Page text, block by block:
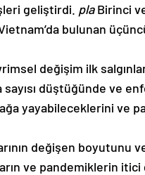
geliştirdi. plaBirinci
bulunan
değişim ilk
düştüğünde ve
yayabileceklerini ve
değişen boyutunu
ve pandemiklerin